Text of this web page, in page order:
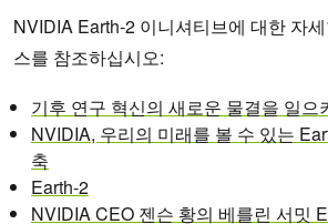
NVIDIA Earth-2 이니셔티브에 대한 자
스를 참조하십시오:
기후 연구 혁신의 새로운 물결을 일으
NVIDIA, 우리의 미래를 볼 수 있는
축
Earth-2
NVIDIA CEO 젠슨 황의 베를린 서밋